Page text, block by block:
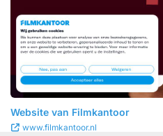
Website van Filmkantoor
www.filmkantoor.nl